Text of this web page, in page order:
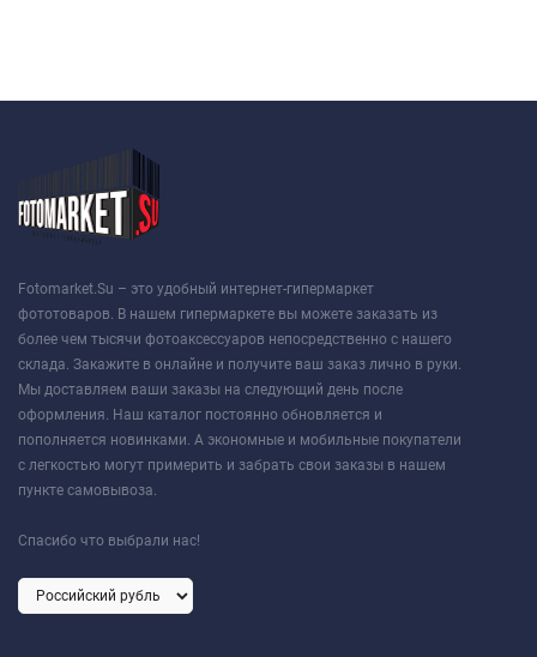
Fotomarket.Su – это удобный интернет-гипермаркет
фототоваров. В нашем гипермаркете вы можете заказать из
более чем тысячи фотоаксессуаров непосредственно с нашего
склада. Закажите в онлайне и получите ваш заказ лично в руки.
Мы доставляем ваши заказы на следующий день после
оформления. Наш каталог постоянно обновляется и
пополняется новинками. А экономные и мобильные покупатели
с легкостью могут примерить и забрать свои заказы в нашем
пункте самовывоза.
Спасибо что выбрали нас!